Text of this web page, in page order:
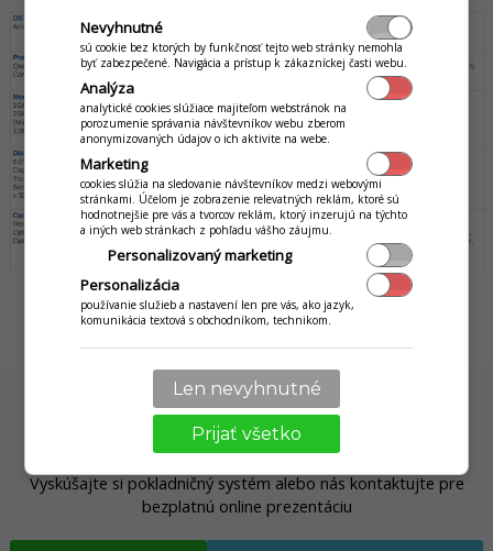
Vyskúšajte si aplikáciu
Vyskúšajte si pokladničný systém alebo nás kontaktujte pre
bezplatnú online prezentáciu
Nevyhnutné
sú cookie bez ktorých by funkčnosť tejto web stránky nemohla
byť zabezpečené. Navigácia a prístup k zákazníckej časti webu.
Analýza
analytické cookies slúžiace majiteľom webstránok na
porozumenie správania návštevníkov webu zberom
anonymizovaných údajov o ich aktivite na webe.
Marketing
cookies slúžia na sledovanie návštevníkov medzi webovými
stránkami. Účelom je zobrazenie relevatných reklám, ktoré sú
hodnotnejšie pre vás a tvorcov reklám, ktorý inzerujú na týchto
a iných web stránkach z pohľadu vášho záujmu.
Personalizovaný marketing
Personalizácia
používanie služieb a nastavení len pre vás, ako jazyk,
komunikácia textová s obchodníkom, technikom.
Len nevyhnutné
Prijať všetko